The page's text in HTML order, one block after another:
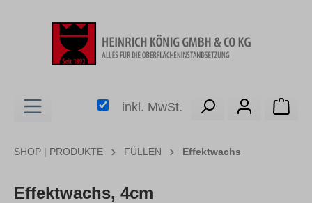
inkl. MwSt.
SHOP | PRODUKTE FÜLLEN Effektwachs
Effektwachs, 4cm